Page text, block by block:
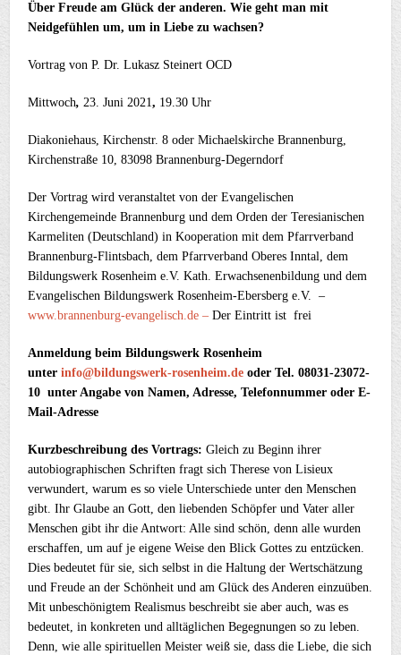
Über Freude am Glück der anderen. Wie geht man mit
Neidgefühlen um, um in Liebe zu wachsen?
Vortrag von P. Dr. Lukasz Steinert OCD
Mittwoch,23. Juni2021, 19.30 Uhr
Diakoniehaus, Kirchenstr. 8 oder Michaelskirche Brannenburg,
Kirchenstraße 10, 83098 Brannenburg-Degerndorf
Der Vortrag wird veranstaltet von der Evangelischen
KirchengemeindeBrannenburg und dem Orden der Teresianischen
Karmeliten (Deutschland) in Kooperation mitdem Pfarrverband
Brannenburg-Flintsbach,dem Pfarrverband Oberes Inntal, dem
Bildungswerk Rosenheim e.V. Kath. Erwachsenenbildung und dem
Evangelischen Bildungswerk Rosenheim-Ebersberg e.V. –
www.brannenburg-evangelisch.de –Der Eintritt ist frei
Anmeldung beim BildungswerkRosenheim
unterinfo@bildungswerk-rosenheim.de oder Tel.08031-23072-
10unter Angabe von Namen, Adresse, Telefonnummer oder E-
Mail-Adresse
Kurzbeschreibung des Vortrags:Gleich zu Beginn ihrer
autobiographischen Schriften fragt sich Therese von Lisieux
verwundert, warum es so viele Unterschiede unter den Menschen
gibt. Ihr Glaube an Gott, den liebenden Schöpfer und Vater aller
Menschen gibt ihr die Antwort: Alle sind schön, denn alle wurden
erschaffen, um auf je eigene Weise den Blick Gottes zu entzücken.
Dies bedeutet für sie, sich selbst in die Haltung der Wertschätzung
und Freude an der Schönheit und am Glück des Anderen einzuüben.
Mit unbeschönigtem Realismus beschreibt sie aber auch, was es
bedeutet, in konkreten und alltäglichen Begegnungen so zu leben.
Denn, wie alle spirituellen Meister weiß sie, dass die Liebe, die sich